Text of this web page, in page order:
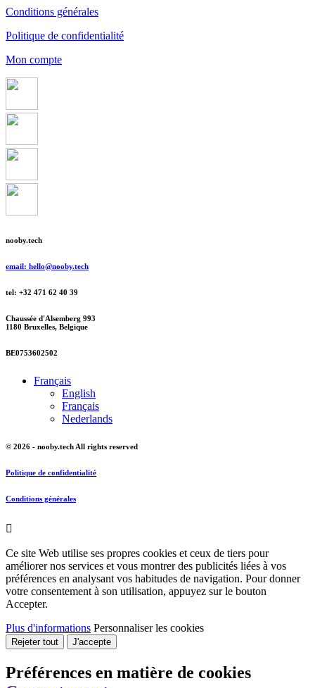
Conditions générales
Politique de confidentialité
Mon compte
nooby.tech
email: hello@nooby.tech
tel: +32 471 62 40 39
Chaussée d'Alsemberg 993
1180 Bruxelles, Belgique
BE0753602502
Français
English
Français
Nederlands
© 2026 - nooby.tech All rights reserved
Politique de confidentialité
Conditions générales

Ce site Web utilise ses propres cookies et ceux de tiers pour
améliorer nos services et vous montrer des publicités liées à vos
préférences en analysant vos habitudes de navigation. Pour donner
votre consentement à son utilisation, appuyez sur le bouton
Accepter.
Plus d'informations Personnaliser les cookies
Rejeter tout J'accepte
Préférences en matière de cookies